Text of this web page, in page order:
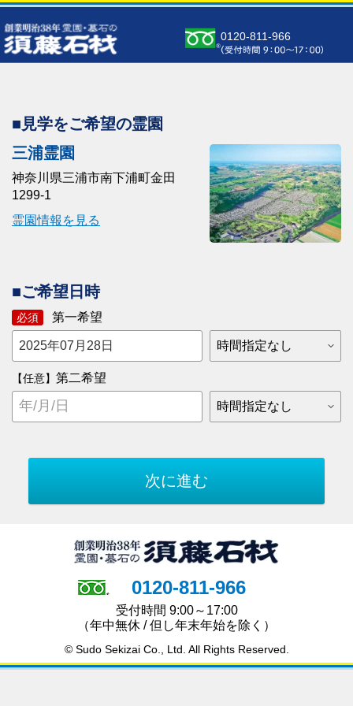
0120-811-966
■見学をご希望の霊園
三浦霊園
神奈川県三浦市南下浦町金田
1299-1
霊園情報を見る
■ご希望日時
必須 第一希望
【任意】 第二希望
0120-811-966
受付時間 9:00～17:00
（年中無休 / 但し年末年始を除く）
© Sudo Sekizai Co., Ltd. All Rights Reserved.